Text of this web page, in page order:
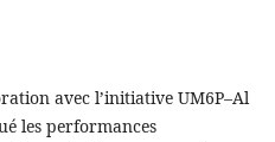
avec l’initiative UM6P–Al
les performances